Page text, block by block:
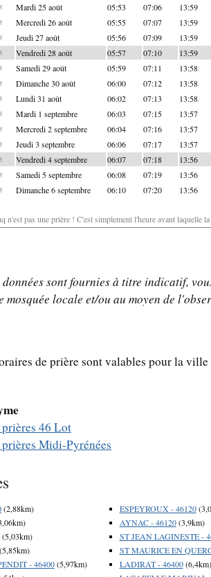
Mardi 25 août 05:53 07:06 13:59
Mercredi 26 août 05:55 07:07 13:59
Jeudi 27 août 05:56 07:09 13:59
Vendredi 28 août 05:57 07:10 13:59
Samedi 29 août 05:59 07:11 13:58
Dimanche 30 août 06:00 07:12 13:58
Lundi 31 août 06:02 07:13 13:58
Mardi 1 septembre 06:03 07:15 13:57
Mercredi 2 septembre 06:04 07:16 13:57
Jeudi 3 septembre 06:06 07:17 13:57
Vendredi 4 septembre 06:07 07:18 13:56
Samedi 5 septembre 06:08 07:19 13:56
Dimanche 6 septembre 06:10 07:20 13:56
n'est pas une prière ! C'est simplement l'heure avant laquelle
sont fournies à titre indicatif,
mosquée locale et/ou au moyen de
de prière sont valables pour la
46 Lot
Midi-Pyrénées
(2,88km)
(5,03km)
(5,85km)
- 46400(5,97km)
ESPEYROUX - 46120
AYNAC - 46120(3,9km)
ST JEAN LAGINESTE -
ST MAURICE EN
LADIRAT - 46400(6,4km)